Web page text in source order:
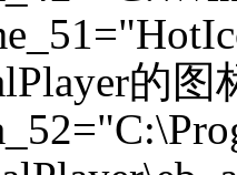
的图